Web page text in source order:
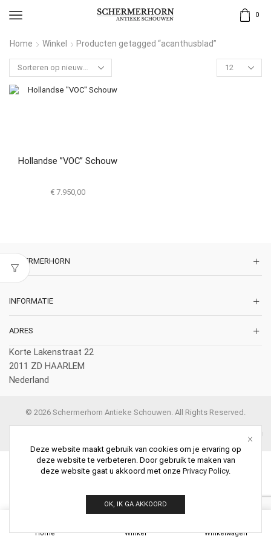
0
Home Winkel Producten getagged “acanthusblad”
Hollandse ”VOC” Schouw
€ 7.950,00
SCHERMERHORN
INFORMATIE
ADRES
Korte Lakenstraat 22
2011 ZD HAARLEM
Nederland
© 2026 Schermerhorn Antieke Schouwen. All Rights Reserved.
Home Winkel Winkelwagen
Deze website maakt gebruik van cookies om je ervaring op
deze website te verbeteren. Door gebruik te maken van
deze website gaat u akkoord met onze Privacy Policy.
OK, IK GA AKKOORD